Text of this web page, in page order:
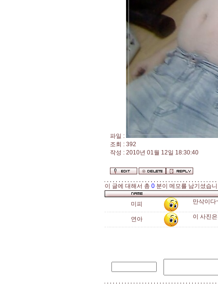
파일 :
조회 : 392
작성 : 2010년 01월 12일 18:30:40
이 글에 대해서 총 0 분이 메모를 남기셨습
미피 만삭이다
연아 이 사진